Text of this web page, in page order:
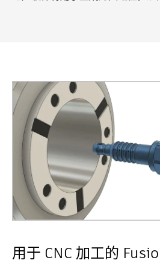
用于 CNC 加工的